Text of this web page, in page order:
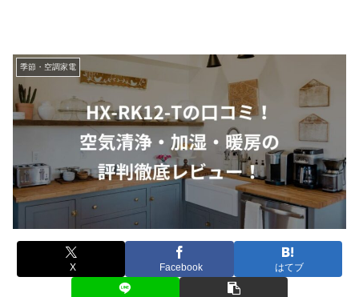
季節・空調家電
X Facebook はてブ